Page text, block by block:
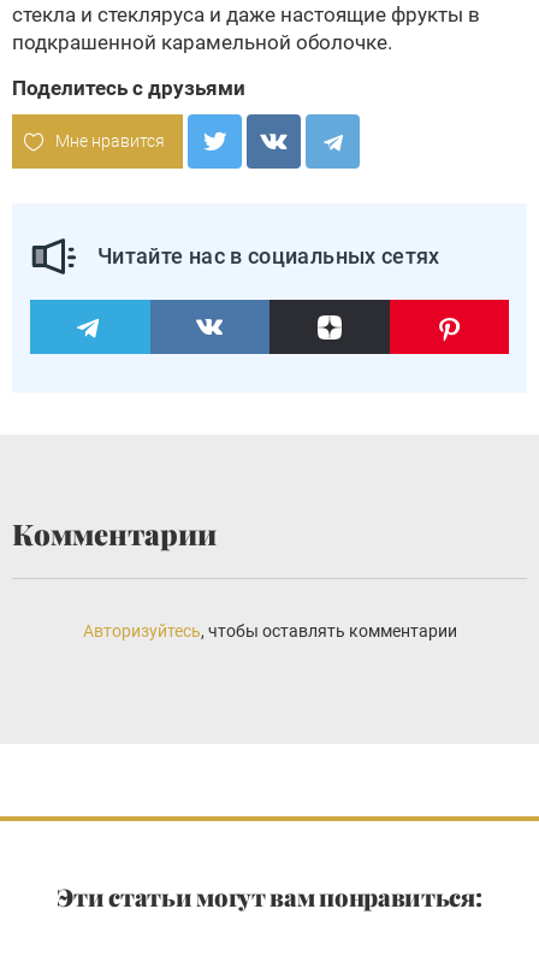
стекла и стекляруса и даже настоящие фрукты в
подкрашенной карамельной оболочке.
Поделитесь с друзьями
Мне нравится
Читайте нас в социальных сетях
Комментарии
Авторизуйтесь, чтобы оставлять комментарии
Эти статьи могут вам понравиться: